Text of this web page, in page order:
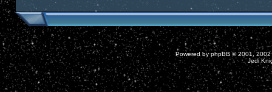
Powered byphpBB© 2001, 2002
Jedi